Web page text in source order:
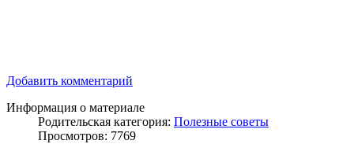
Добавить комментарий
Информация о материале
Родительская категория: Полезные советы
Просмотров: 7769